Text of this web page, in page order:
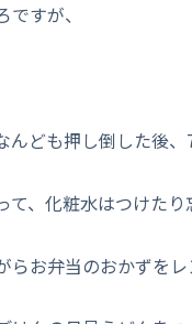
ですが、
んども押し倒した後
て、化粧水はつけたり
らお弁当のおかずを